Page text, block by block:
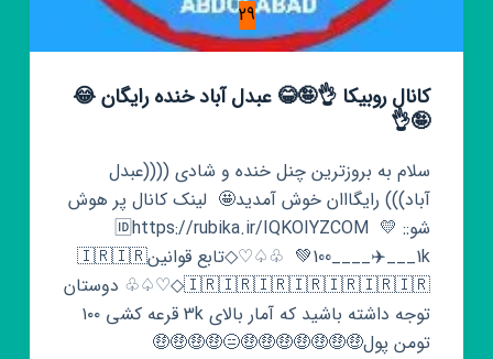
29
کانال روبیکا 👌🤪😂 عبدل آباد خنده رایگان 😂
🤪👌
سلام به بروزترین چنل خنده و شادی ((((عبدل
آباد))) رایگااان خوش آمدید🤩 ‌ لینک کانال پر هوش
شو:: 🆔️https://rubika.ir/IQKOIYZCOM ‌ 💛
100____✈️___1k💚 ‌ ♧♤♡◇تابع قوانین🇮🇷🇮🇷
🇮🇷🇮🇷🇮🇷🇮🇷🇮🇷🇮🇷🇮🇷◇♡♤♧ دوستان
توجه داشته باشید که آمار بالای 3k قرعه کشی ۱۰۰
تومن پول🤑🤑🤑🤑🤑🤑🤑😑🤑🤑🤑🤑